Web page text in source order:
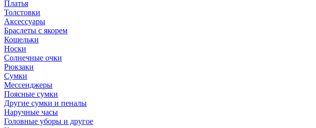
Платья
Толстовки
Аксессуары
Браслеты с якорем
Кошельки
Носки
Солнечные очки
Рюкзаки
Сумки
Мессенджеры
Поясные сумки
Другие сумки и пеналы
Наручные часы
Головные уборы и другое